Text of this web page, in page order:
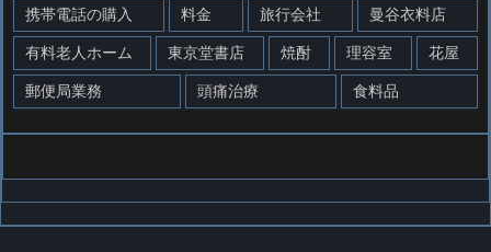
携帯電話の購入 料金 旅行会社 曼谷衣料店
有料老人ホーム 東京堂書店 焼酎 理容室 花屋
郵便局業務 頭痛治療 食料品